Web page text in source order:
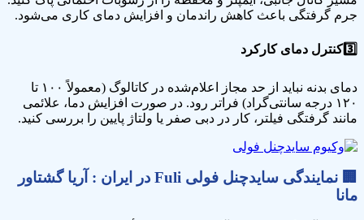
جرم گرفتگی باعث کاهش راندمان و افزایش دمای کاری می‌شود.
3️⃣کنترل دمای کارکرد
دمای بدنه نباید از حد مجاز اعلام‌شده در کاتالوگ (معمولاً ۱۰۰ تا
۱۲۰ درجه سانتی‌گراد) فراتر رود. در صورت افزایش دما، علائمی
مانند گرفتگی فیلتر، کار در دبی صفر یا ولتاژ پایین را بررسی کنید.
🏢 نمایندگی سایدچنل فولی Fuli در ایران : آریا گشتاور
مانا